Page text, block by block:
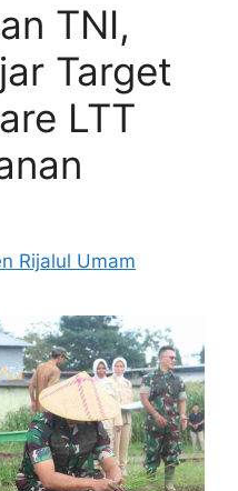
TNI,
Target
LTT
Rijalul Umam